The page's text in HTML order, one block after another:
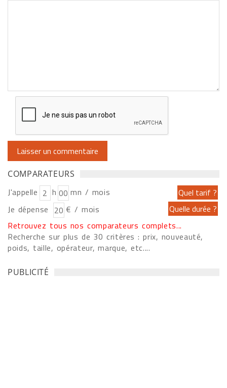
COMPARATEURS
J'appelle h
mn / mois
Je dépense
€ / mois
Retrouvez tous nos comparateurs complets...
Recherche sur plus de 30 critères : prix, nouveauté,
poids, taille, opérateur, marque, etc....
PUBLICITÉ